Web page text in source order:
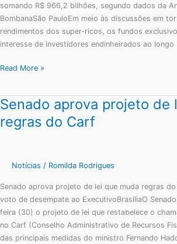
somando R$ 966,2 bilhões, segundo dados da
BombanaSão PauloEm meio às discussões em
rendimentos dos super-ricos, os fundos
interesse de investidores endinheirados ao longo
a
debate
sobre
taxação
Read More »
Senado aprova projeto de
regras do Carf
Notícias / Romilda Rodrigues
Senado aprova projeto de lei que muda regras
voto de desempate ao ExecutivoBrasíliaO
feira (30) o projeto de lei que restabelece o
no Carf (Conselho Administrativo de Recursos
das principais medidas do ministro Fernando
Senado
projeto
regras
do
Carf